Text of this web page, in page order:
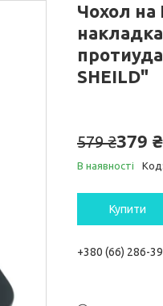
Чохол на
SHEILD"
579 ₴379 ₴
В наявності Код:
Купити
+380 (66) 286-